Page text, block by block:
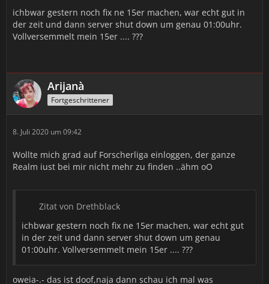
ichbwar gestern noch fix ne 15er machen, war echt gut in
der zeit und dann server shut down um genau 01:00uhr.
Vollversemmelt mein 15er .... ???
Arijanà
Fortgeschrittener
8. Juli 2020 um 09:42
Wollte mich grad auf Forscherliga einloggen, der ganze
Realm iust bei mir nicht mehr zu finden ..ähm oO
Zitat von Drethblack
ichbwar gestern noch fix ne 15er machen, war echt gut
in der zeit und dann server shut down um genau
01:00uhr. Vollversemmelt mein 15er .... ???
oweia-.- das ist doof,naja dann schau ich mal was